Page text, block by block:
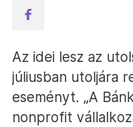
Az idei lesz az
júliusban utoljára
eseményt. „A
nonprofit